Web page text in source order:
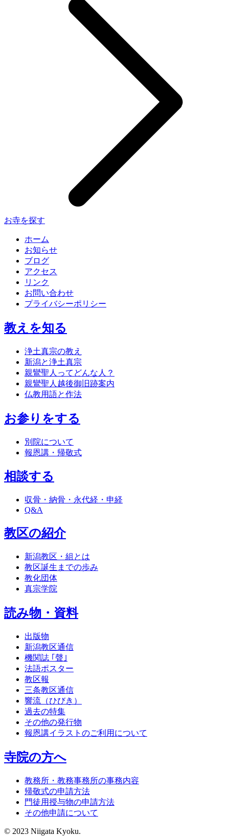
お寺を探す
ホーム
お知らせ
ブログ
アクセス
リンク
お問い合わせ
プライバシーポリシー
教えを知る
浄土真宗の教え
新潟と浄土真宗
親鸞聖人ってどんな人？
親鸞聖人越後御旧跡案内
仏教用語と作法
お参りをする
別院について
報恩講・帰敬式
相談する
収骨・納骨・永代経・申経
Q&A
教区の紹介
新潟教区・組とは
教区誕生までの歩み
教化団体
真宗学院
読み物・資料
出版物
新潟教区通信
機関誌 ｢聲｣
法語ポスター
教区報
三条教区通信
響流（ひびき）
過去の特集
その他の発行物
報恩講イラストのご利用について
寺院の方へ
教務所・教務事務所の事務内容
帰敬式の申請方法
門徒用授与物の申請方法
その他申請について
© 2023 Niigata Kyoku.